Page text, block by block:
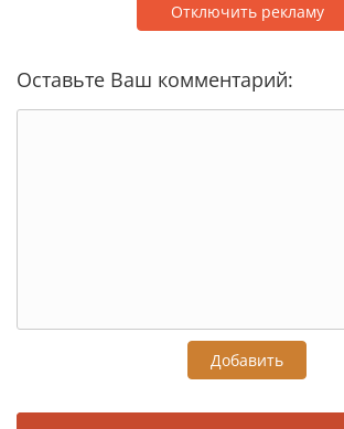
Отключить рекламу
Оставьте Ваш комментарий:
Добавить